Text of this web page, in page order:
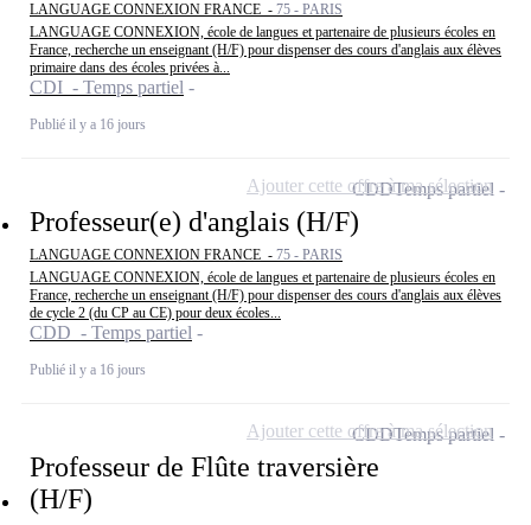
LANGUAGE CONNEXION FRANCE - 75 - PARIS
LANGUAGE CONNEXION, école de langues et partenaire de plusieurs écoles en
France, recherche un enseignant (H/F) pour dispenser des cours d'anglais aux élèves
primaire dans des écoles privées à...
CDI - Temps partiel
Publié il y a 16 jours
Professeur(e) d'anglais (H/F)
LANGUAGE CONNEXION FRANCE - 75 - PARIS
LANGUAGE CONNEXION, école de langues et partenaire de plusieurs écoles en
France, recherche un enseignant (H/F) pour dispenser des cours d'anglais aux élèves
de cycle 2 (du CP au CE) pour deux écoles...
CDD - Temps partiel
Publié il y a 16 jours
CDDTemps partiel
Ajouter cette offre à ma sélection
Professeur de Flûte traversière
(H/F)
CDDTemps partiel
Ajouter cette offre à ma sélection